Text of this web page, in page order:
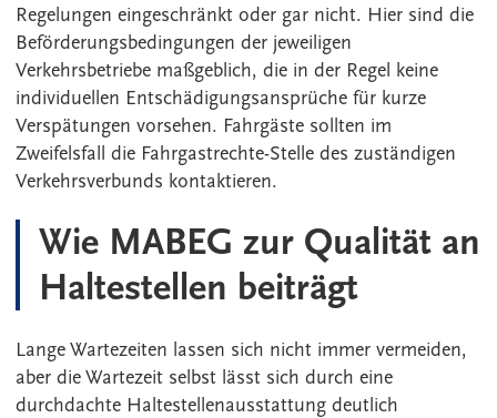
Regelungen eingeschränkt oder gar nicht. Hier sind die
Beförderungsbedingungen der jeweiligen
Verkehrsbetriebe maßgeblich, die in der Regel keine
individuellen Entschädigungsansprüche für kurze
Verspätungen vorsehen. Fahrgäste sollten im
Zweifelsfall die Fahrgastrechte-Stelle des zuständigen
Verkehrsverbunds kontaktieren.
Wie MABEG zur Qualität an
Haltestellen beiträgt
Lange Wartezeiten lassen sich nicht immer vermeiden,
aber die Wartezeit selbst lässt sich durch eine
durchdachte Haltestellenausstattung deutlich